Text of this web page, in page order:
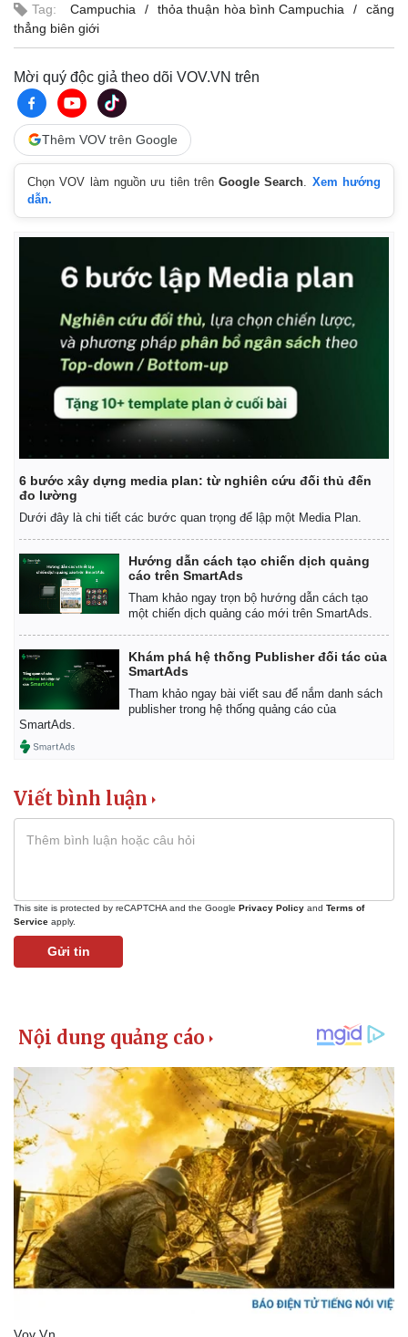
Kinh tế
Tỷ giá
Chứng khoán
Tag: Campuchia thỏa thuận hòa bình Campuchia
căng
thẳng biên giới
Mời quý độc giả theo dõi VOV.VN trên
Thêm VOV trên Google
Chọn VOV làm nguồn ưu tiên trênGoogle Search
Xem hướng
dẫn.
6 bước xây dựng media plan: từ nghiên cứu đối thủ đến
đo lường
Dưới đây là chi tiết các bước quan trọng để lập một Media Plan.
Hướng dẫn cách tạo chiến dịch quảng
cáo trên SmartAds
Tham khảo ngay trọn bộ hướng dẫn cách tạo
một chiến dịch quảng cáo mới trên SmartAds.
Khám phá hệ thống Publisher đối tác của
SmartAds
Tham khảo ngay bài viết sau để nắm danh sách
publisher trong hệ thống quảng cáo của
SmartAds.
Viết bình luận
This site is protected by reCAPTCHA and the Google Privacy Policy and Terms of
Service apply.
Gửi tin